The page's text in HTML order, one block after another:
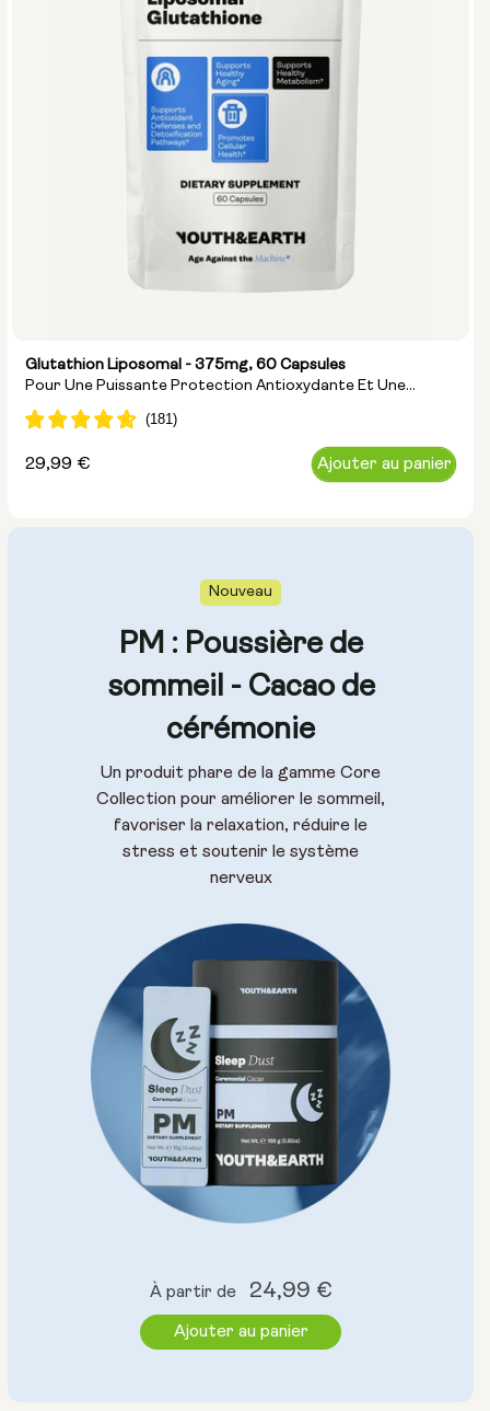
Glutathion Liposomal - 375mg, 60 Capsules
Pour Une Puissante Protection Antioxydante Et Une
Détoxification Cellulaire
Prix
29,99 € Ajouter au panier
Nouveau
PM : Poussière de
sommeil - Cacao de
cérémonie
Un produit phare de la gamme Core
Collection pour améliorer le sommeil,
favoriser la relaxation, réduire le
stress et soutenir le système
nerveux
Prix
normal
À partir de 24,99 €
Ajouter au panier